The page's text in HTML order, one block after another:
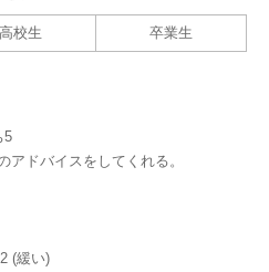
高校生 卒業生
5
アドバイスをしてくれる。
(緩い)